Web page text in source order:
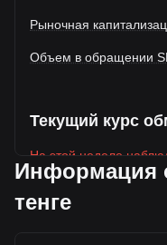
Рыночная
Объем в обращении
Текущий курс
На этой неделе
Казахстанский тенге
Текущая рыночная
Информация
тенге